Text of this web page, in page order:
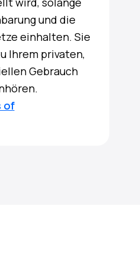
und die
einhalten. Sie
Ihrem privaten,
Gebrauch
of